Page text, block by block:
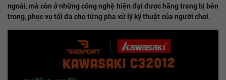
ngoài, mà còn ở những công nghệ hiện đại được hãng trang bị bên
trong, phục vụ tối đa cho từng pha xử lý kỹ thuật của người chơi.